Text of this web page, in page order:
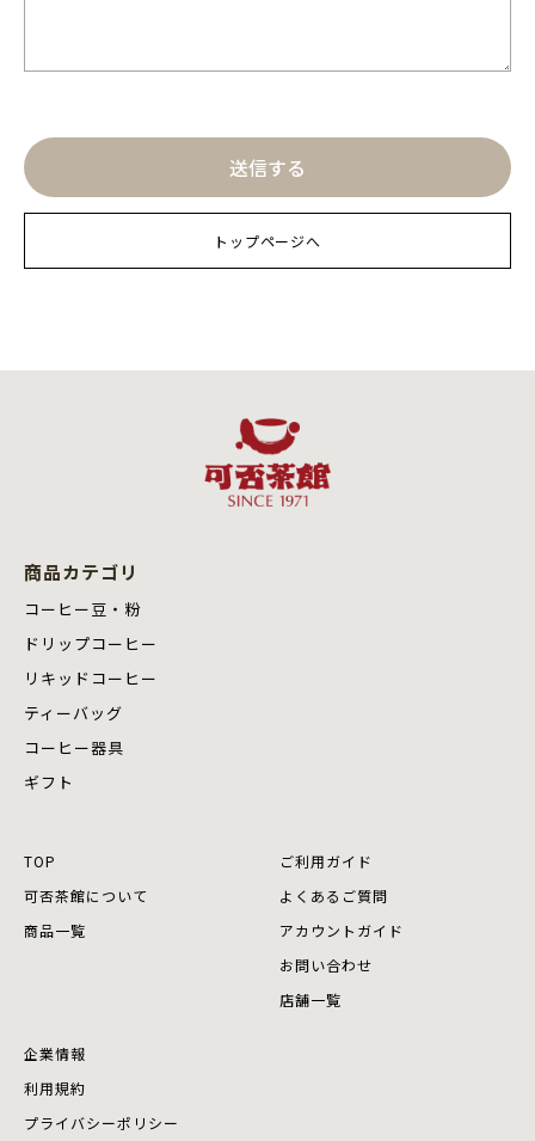
トップページへ
商品カテゴリ
コーヒー豆・粉
ドリップコーヒー
リキッドコーヒー
ティーバッグ
コーヒー器具
ギフト
TOP
可否茶館について
商品⼀覧
ご利用ガイド
よくあるご質問
アカウントガイド
お問い合わせ
店舗⼀覧
企業情報
利用規約
プライバシーポリシー